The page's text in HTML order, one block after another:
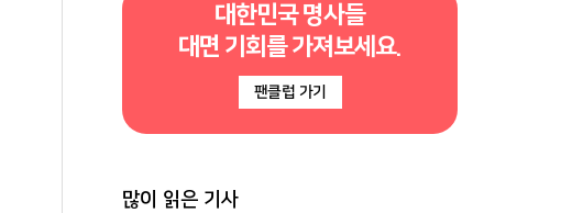
대한민국 명사들
대면 기회를 가져보세요.
팬클럽 가기
많이 읽은 기사